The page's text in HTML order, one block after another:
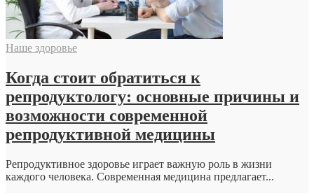
Наше здоровье
Когда стоит обратиться к
репродуктологу: основные причины и
возможности современной
репродуктивной медицины
Репродуктивное здоровье играет важную роль в жизни
каждого человека. Современная медицина предлагает...